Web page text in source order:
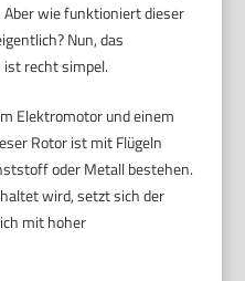
wie funktioniert dieser
Nun, das
recht simpel.
Elektromotor und einem
Rotor ist mit Flügeln
oder Metall bestehen.
wird, setzt sich der
mit hoher